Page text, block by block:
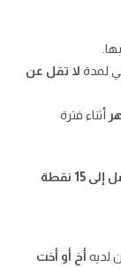
لمدة لا تقل عن
أثناء فترة
نقطة
لديه أخ أو أخت